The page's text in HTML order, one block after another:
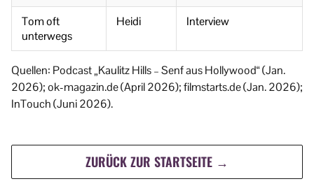
Tom oft
unterwegs
Heidi Interview
Quellen: Podcast „Kaulitz Hills – Senf aus Hollywood“ (Jan.
2026); ok-magazin.de (April 2026); filmstarts.de (Jan. 2026);
InTouch (Juni 2026).
ZURÜCK ZUR STARTSEITE →